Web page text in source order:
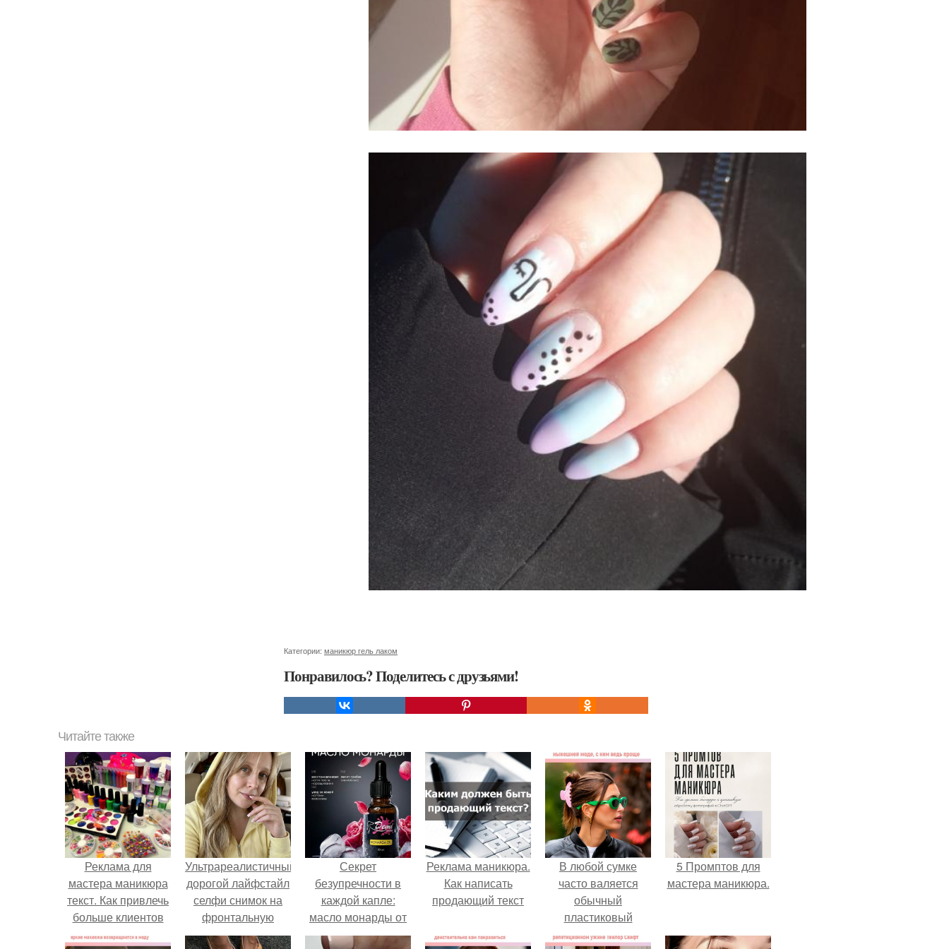
Категории: маникюр гель лаком
Понравилось? Поделитесь с друзьями!
Читайте также
Реклама для
мастера маникюра
текст. Как привлечь
больше клиентов
на маникюр
Ультрареалистичный
дорогой лайфстайл
селфи снимок на
фронтальную
камеру.
Секрет
безупречности в
каждой капле:
масло монарды от
Demi Sweet.
Реклама маникюра.
Как написать
продающий текст
В любой сумке
часто валяется
обычный
пластиковый
крабик.
5 Промптов для
мастера маникюра.